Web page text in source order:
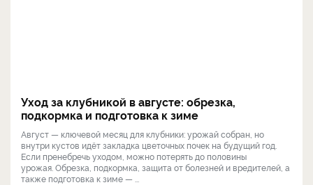
Уход за клубникой в августе: обрезка,
подкормка и подготовка к зиме
Август — ключевой месяц для клубники: урожай собран, но
внутри кустов идёт закладка цветочных почек на будущий год.
Если пренебречь уходом, можно потерять до половины
урожая. Обрезка, подкормка, защита от болезней и вредителей, а
также подготовка к зиме — ...